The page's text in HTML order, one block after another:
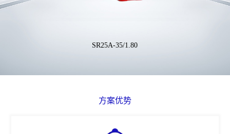
SR25A-35/1.80
方案优势